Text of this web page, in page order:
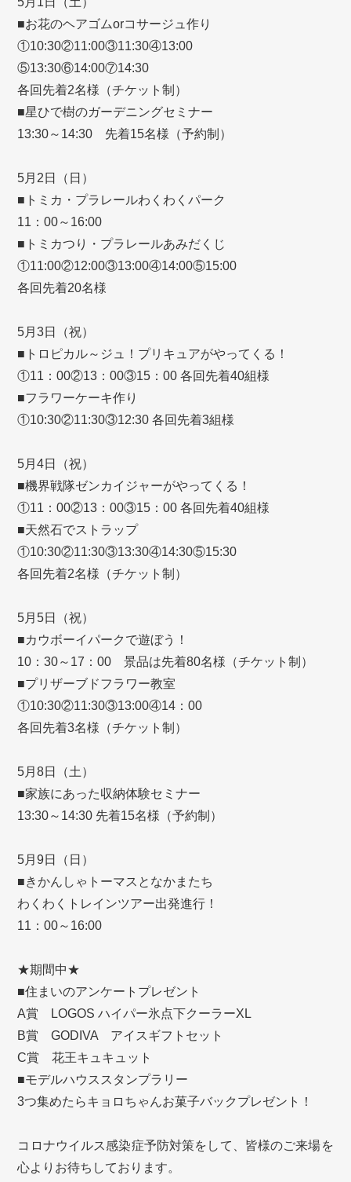
■お花のヘアゴムorコサージュ作り
①10:30②11:00③11:30④13:00
⑤13:30⑥14:00⑦14:30
各回先着2名様（チケット制）
■星ひで樹のガーデニングセミナー
13:30～14:30 先着15名様（予約制）
5月2日（日）
■トミカ・プラレールわくわくパーク
11：00～16:00
■トミカつり・プラレールあみだくじ
①11:00②12:00③13:00④14:00⑤15:00
各回先着20名様
5月3日（祝）
■トロピカル～ジュ！プリキュアがやってくる！
①11：00②13：00③15：00 各回先着40組様
■フラワーケーキ作り
①10:30②11:30③12:30 各回先着3組様
5月4日（祝）
■機界戦隊ゼンカイジャーがやってくる！
①11：00②13：00③15：00 各回先着40組様
■天然石でストラップ
①10:30②11:30③13:30④14:30⑤15:30
各回先着2名様（チケット制）
5月5日（祝）
■カウボーイパークで遊ぼう！
10：30～17：00 景品は先着80名様（チケット制）
■プリザーブドフラワー教室
①10:30②11:30③13:00④14：00
各回先着3名様（チケット制）
5月8日（土）
■家族にあった収納体験セミナー
13:30～14:30 先着15名様（予約制）
5月9日（日）
■きかんしゃトーマスとなかまたち
わくわくトレインツアー出発進行！
11：00～16:00
★期間中★
■住まいのアンケートプレゼント
A賞 LOGOS ハイパー氷点下クーラーXL
B賞 GODIVA アイスギフトセット
C賞 花王キュキュット
■モデルハウススタンプラリー
3つ集めたらキョロちゃんお菓子バックプレゼント！
コロナウイルス感染症予防対策をして、皆様のご来場を
心よりお待ちしております。